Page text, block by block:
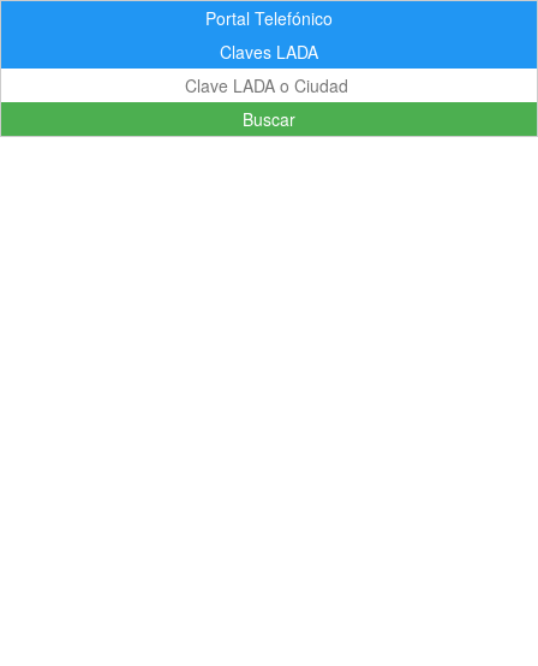
Portal Telefónico
Claves LADA
Buscar